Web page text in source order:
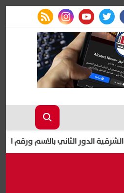
twitter
youtube
instagram
rss feed